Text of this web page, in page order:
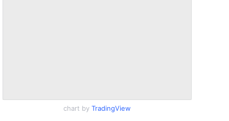
chart by TradingView